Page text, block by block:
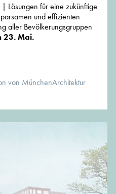
Lösungen für eine zukünftige
und effizienten
aller Bevölkerungsgruppen
23. Mai.
von MünchenArchitektur